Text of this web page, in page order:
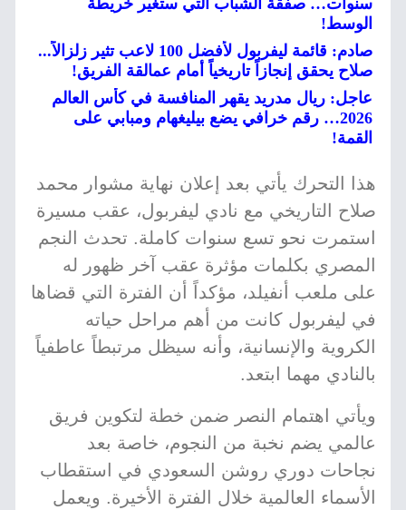
سنوات… صفقة الشباب التي ستغير خريطة
الوسط!
صادم: قائمة ليفربول لأفضل 100 لاعب تثير زلزالاً...
صلاح يحقق إنجازاً تاريخياً أمام عمالقة الفريق!
عاجل: ريال مدريد يقهر المنافسة في كأس العالم
2026… رقم خرافي يضع بيليغهام ومبابي على
القمة!
هذا التحرك يأتي بعد إعلان نهاية مشوار محمد
صلاح التاريخي مع نادي ليفربول، عقب مسيرة
استمرت نحو تسع سنوات كاملة. تحدث النجم
المصري بكلمات مؤثرة عقب آخر ظهور له
على ملعب أنفيلد، مؤكداً أن الفترة التي قضاها
في ليفربول كانت من أهم مراحل حياته
الكروية والإنسانية، وأنه سيظل مرتبطاً عاطفياً
بالنادي مهما ابتعد.
ويأتي اهتمام النصر ضمن خطة لتكوين فريق
عالمي يضم نخبة من النجوم، خاصة بعد
نجاحات دوري روشن السعودي في استقطاب
الأسماء العالمية خلال الفترة الأخيرة. ويعمل